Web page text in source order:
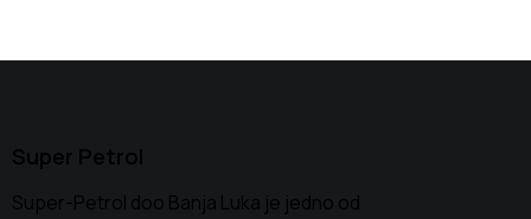
Super Petrol
Super-Petrol doo Banja Luka je jedno od